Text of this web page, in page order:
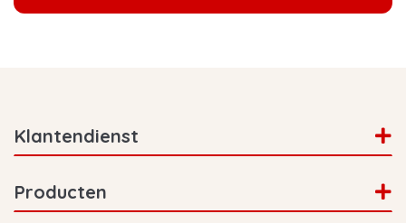
Klantendienst
Producten